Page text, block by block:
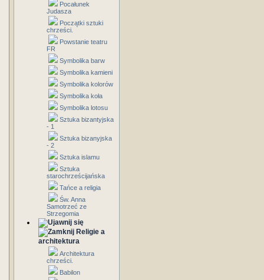
Pocałunek
Judasza
Początki sztuki
chrześci.
Powstanie teatru
FR
Symbolika barw
Symbolika kamieni
Symbolika kolorów
Symbolika koła
Symbolika lotosu
Sztuka bizantyjska
- 1
Sztuka bizanyjska
- 2
Sztuka islamu
Sztuka
starochrześcijańska
Tańce a religia
Św. Anna
Samotrzeć ze
Strzegomia
Religie a
architektura
Architektura
chrześci.
Babilon